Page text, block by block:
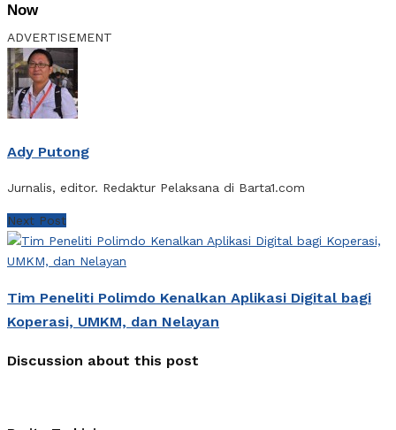
ADVERTISEMENT
Ady Putong
Jurnalis, editor. Redaktur Pelaksana di Barta1.com
Next Post
Tim Peneliti Polimdo Kenalkan Aplikasi Digital bagi
Koperasi, UMKM, dan Nelayan
Discussion about this post